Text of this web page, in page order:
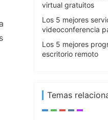
virtual gratuitos
Los 5 mejores
videoconferencia
Los 5 mejores
escritorio remoto
Temas